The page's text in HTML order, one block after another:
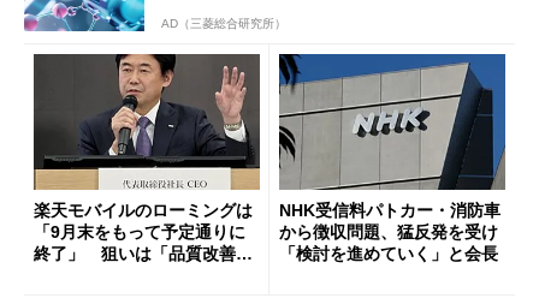
AD（三菱総合研究所）
楽天モバイルのローミングは
「9月末をもって予定通りに
終了」 狙いは「品質改善」
NHK受信料パトカー・消防車
から徴収問題、猛反発を受け
「検討を進めていく」と会長